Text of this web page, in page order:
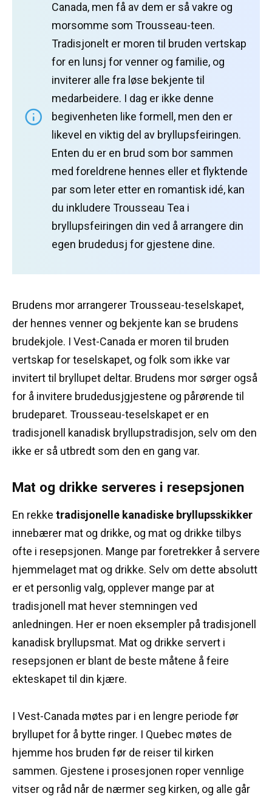
Canada, men få av dem er så vakre og
morsomme som Trousseau-teen.
Tradisjonelt er moren til bruden vertskap
for en lunsj for venner og familie, og
inviterer alle fra løse bekjente til
medarbeidere. I dag er ikke denne
begivenheten like formell, men den er
likevel en viktig del av bryllupsfeiringen.
Enten du er en brud som bor sammen
med foreldrene hennes eller et flyktende
par som leter etter en romantisk idé, kan
du inkludere Trousseau Tea i
bryllupsfeiringen din ved å arrangere din
egen brudedusj for gjestene dine.
Brudens mor arrangerer Trousseau-teselskapet,
der hennes venner og bekjente kan se brudens
brudekjole. I Vest-Canada er moren til bruden
vertskap for teselskapet, og folk som ikke var
invitert til bryllupet deltar. Brudens mor sørger også
for å invitere brudedusjgjestene og pårørende til
brudeparet. Trousseau-teselskapet er en
tradisjonell kanadisk bryllupstradisjon, selv om den
ikke er så utbredt som den en gang var.
Mat og drikke serveres i resepsjonen
En rekke tradisjonelle kanadiske bryllupsskikker
innebærer mat og drikke, og mat og drikke tilbys
ofte i resepsjonen. Mange par foretrekker å servere
hjemmelaget mat og drikke. Selv om dette absolutt
er et personlig valg, opplever mange par at
tradisjonell mat hever stemningen ved
anledningen. Her er noen eksempler på tradisjonell
kanadisk bryllupsmat. Mat og drikke servert i
resepsjonen er blant de beste måtene å feire
ekteskapet til din kjære.
I Vest-Canada møtes par i en lengre periode før
bryllupet for å bytte ringer. I Quebec møtes de
hjemme hos bruden før de reiser til kirken
sammen. Gjestene i prosesjonen roper vennlige
vitser og råd når de nærmer seg kirken, og alle går